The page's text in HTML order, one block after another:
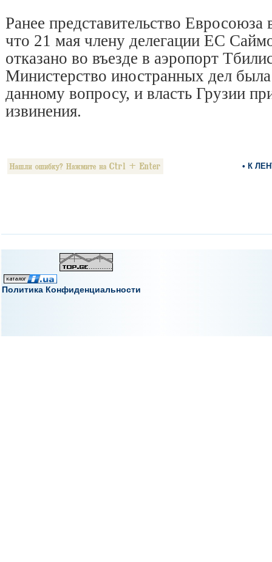
Ранее представительство Евросоюза
что 21 мая члену делегации ЕС
отказано во въезде в аэропорт
Министерство иностранных дел
данному вопросу, и власть Грузии
извинения.
• К
Политика Конфиденциальности